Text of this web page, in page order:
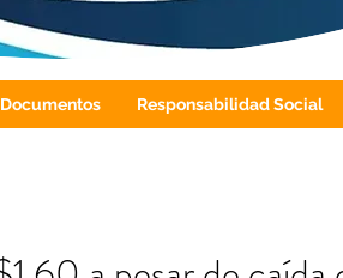
Documentos Responsabilidad Social